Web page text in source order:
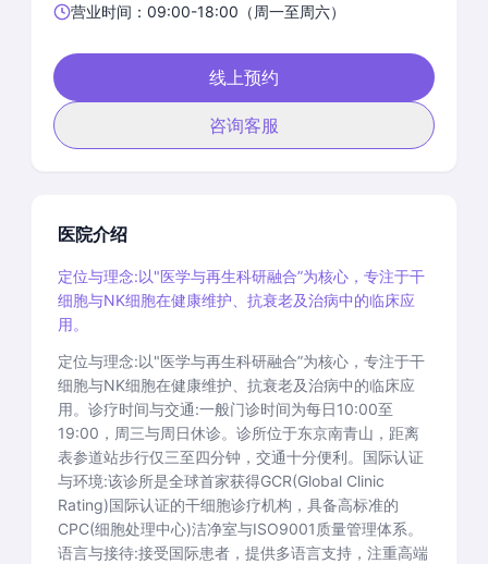
营业时间：09:00-18:00（周一至周六）
线上预约
咨询客服
医院介绍
定位与理念:以"医学与再生科研融合”为核心，专注于干
细胞与NK细胞在健康维护、抗衰老及治病中的临床应
用。
定位与理念:以"医学与再生科研融合”为核心，专注于干
细胞与NK细胞在健康维护、抗衰老及治病中的临床应
用。诊疗时间与交通:一般门诊时间为每日10:00至
19:00，周三与周日休诊。诊所位于东京南青山，距离
表参道站步行仅三至四分钟，交通十分便利。国际认证
与环境:该诊所是全球首家获得GCR(Global Clinic
Rating)国际认证的干细胞诊疗机构，具备高标准的
CPC(细胞处理中心)洁净室与ISO9001质量管理体系。
语言与接待:接受国际患者，提供多语言支持，注重高端